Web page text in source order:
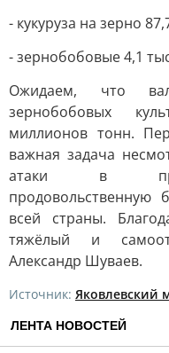
- кукуруза на зерно
- зернобобовые 4,1
Ожидаем, что
зернобобовых
миллионов тонн.
важная задача
атаки в
продовольственную
всей страны.
тяжёлый и
Александр Шуваев.
Источник: Яковлевский
ЛЕНТА НОВОСТЕЙ